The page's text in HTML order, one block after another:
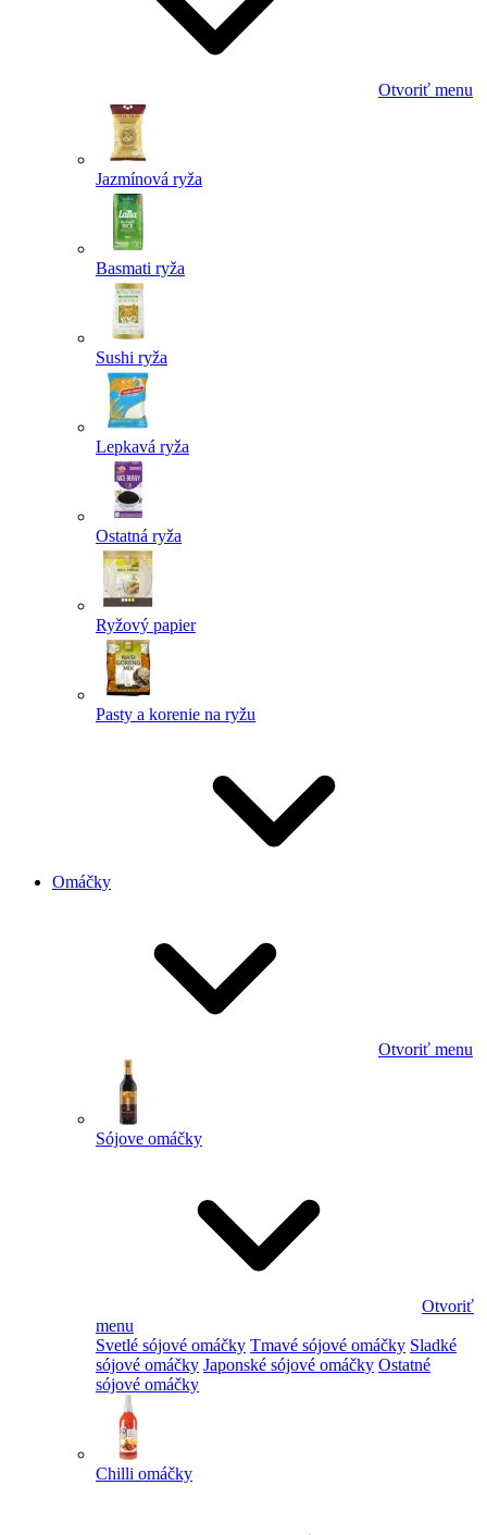
Otvoriť menu
Jazmínová ryža
Basmati ryža
Sushi ryža
Lepkavá ryža
Ostatná ryža
Ryžový papier
Pasty a korenie na ryžu
Omáčky
Otvoriť menu
Sójove omáčky
Otvoriť
menu
Svetlé sójové omáčky Tmavé sójové omáčky Sladké
sójové omáčky Japonské sójové omáčky Ostatné
sójové omáčky
Chilli omáčky